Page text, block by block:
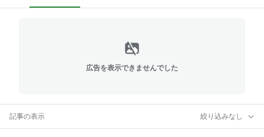
広告を表示できませんでした
記事の表示 絞り込みなし